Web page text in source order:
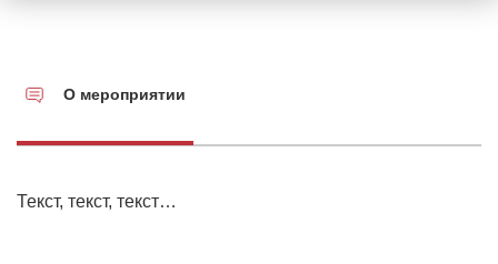
О мероприятии
Текст, текст, текст…